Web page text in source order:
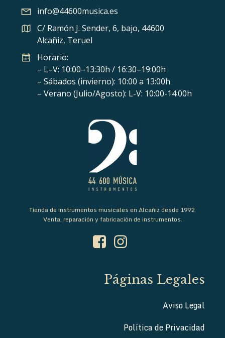
info@44600musica.es
C/ Ramón J. Sender, 6, bajo, 44600
Alcañiz, Teruel
Horario:
– L–V: 10:00–13:30h / 16:30–19:00h
– Sábados (invierno): 10:00 a 13:00h
– Verano (Julio/Agosto): L-V: 10:00-14:00h
Tienda de instrumentos musicales en Alcañiz desde 1992.
Venta, reparación y fabricación de instrumentos.
Páginas Legales
Aviso Legal
Política de Privacidad